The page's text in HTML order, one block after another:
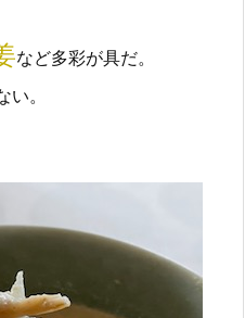
など多彩が具だ。
。